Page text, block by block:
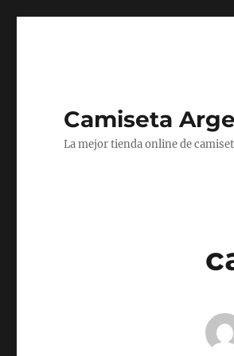
Camiseta
La mejor tienda online de